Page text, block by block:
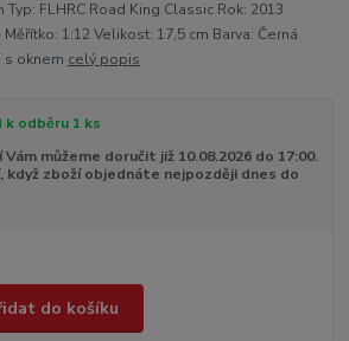
FLHRC Road King Classic Rok: 2013
1:12 Velikost: 17,5 cm Barva: Černá
s oknem celý popis
k odběru 1 ks
Vám můžeme doručit již 10.08.2026 do 17:00.
když zboží objednáte nejpozději dnes do
do košíku